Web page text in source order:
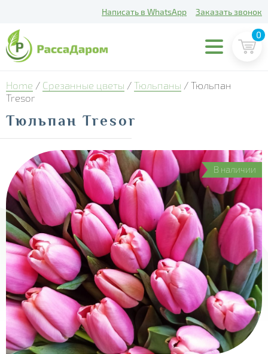
Написать в WhatsApp Заказать звонок
0
Home / Срезанные цветы /Тюльпаны / Тюльпан
Tresor
Тюльпан Tresor
В наличии